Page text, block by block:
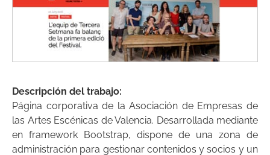
Descripción del trabajo:
Página corporativa de la Asociación de Empresas de
las Artes Escénicas de Valencia. Desarrollada mediante
en framework Bootstrap, dispone de una zona de
administración para gestionar contenidos y socios y un